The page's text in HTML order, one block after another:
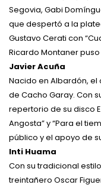
Segovia, Gabi
que despertó a la
Gustavo Cerati con
Ricardo Montaner
Javier Acuña
Nacido en Albardón, el
de Cacho Garay. Con
repertorio de su disco
Angosta” y “Para el
público y el apoyo de
Inti Huama
Con su tradicional
treintañero Oscar